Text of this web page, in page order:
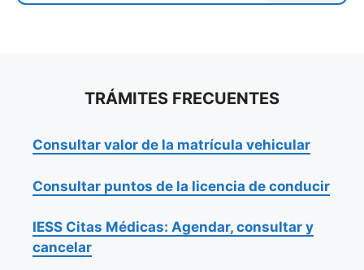
TRÁMITES FRECUENTES
Consultar valor de la matrícula vehicular
Consultar puntos de la licencia de conducir
IESS Citas Médicas: Agendar, consultar y
cancelar